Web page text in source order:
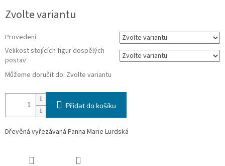
cena:
Zvolte variantu
Provedení
Velikost stojících figur dospělých
postav
Můžeme doručit do: Zvolte variantu
Přidat do košíku
Dřevěná vyřezávaná Panna Marie Lurdská